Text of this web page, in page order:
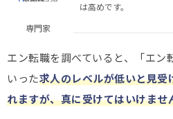
専門家
は高めです。
エン転職を調べていると、「エン
いった求人のレベルが低いと見
れますが、真に受けてはいけませ